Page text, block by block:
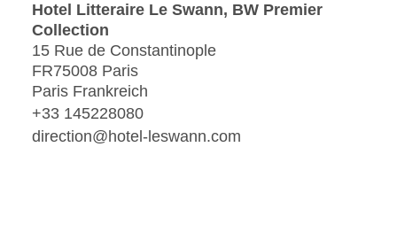
Hotel Litteraire Le Swann, BW Premier
Collection
15 Rue de Constantinople
FR75008 Paris
Paris Frankreich
+33 145228080
direction@hotel-leswann.com